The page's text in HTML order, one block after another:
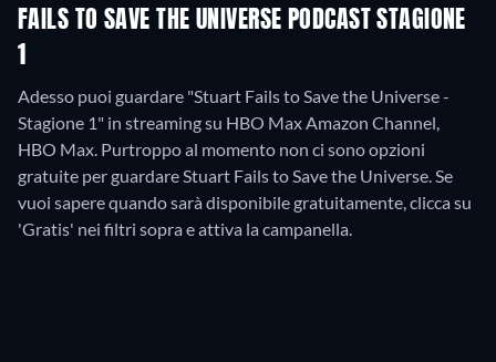
FAILS TO SAVE THE UNIVERSE PODCAST STAGIONE
1
Adesso puoi guardare "Stuart Fails to Save the Universe -
Stagione 1" in streaming su HBO Max Amazon Channel,
HBO Max. Purtroppo al momento non ci sono opzioni
gratuite per guardare Stuart Fails to Save the Universe. Se
vuoi sapere quando sarà disponibile gratuitamente, clicca su
'Gratis' nei filtri sopra e attiva la campanella.